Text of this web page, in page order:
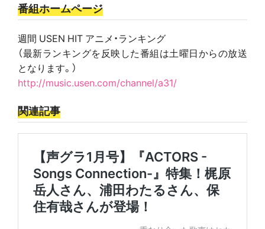
番組ホームページ
週間 USEN HIT アニメ・ランキング
（最新ランキングを反映した番組は土曜日からの放送
となります。）
http://music.usen.com/channel/a31/
関連記事